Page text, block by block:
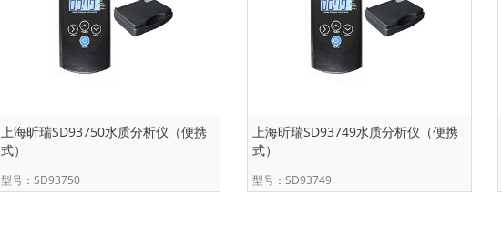
上海昕瑞SD93750水质分析仪（便携
式）
型号：SD93750
上海昕瑞SD93749水质分析仪（便携
式）
型号：SD93749